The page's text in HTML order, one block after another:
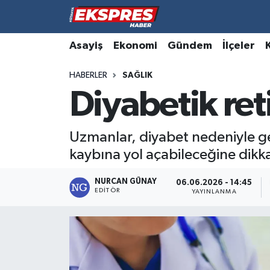
Asayiş Ekonomi Gündem İlçeler
HABERLER SAĞLIK
Diyabetik
Uzmanlar, diyabet nedeniyle
kaybına yol açabileceğine
NURCAN GÜNAY
EDITÖR
06.06.2026 - 14:45
YAYINLANMA
Altıntaş
Biyografiler
Çavdarhisar
Hava Durumu
Trafik Durumu
Süper Lig Puan Durumu ve Fikstür
Tüm Manşetler
Haber Arşivi